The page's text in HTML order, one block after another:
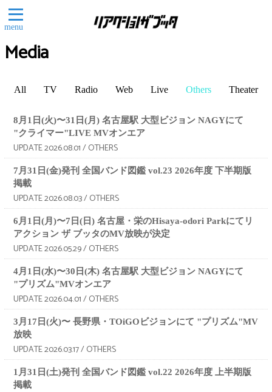
menu
Media
All TV Radio Web Live Others Theater
8月1日(火)〜31日(月) 名古屋駅 大型ビジョン NAGYにて
"クライマー"LIVE MVオンエア
UPDATE 2026.08.01 / OTHERS
7月31日(金)発刊 全国バンド図鑑 vol.23 2026年度 下半期版
掲載
UPDATE 2026.08.03 / OTHERS
6月1日(月)〜7日(日) 名古屋・栄のHisaya-odori Parkにてリ
アクション ザ ブッタのMV放映が決定
UPDATE 2026.05.29 / OTHERS
4月1日(水)〜30日(木) 名古屋駅 大型ビジョン NAGYにて
"プリズム"MVオンエア
UPDATE 2026.04.01 / OTHERS
3月17日(火)〜 長野県・TOiGOビジョンにて "プリズム"MV
放映
UPDATE 2026.03.17 / OTHERS
1月31日(土)発刊 全国バンド図鑑 vol.22 2026年度 上半期版
掲載